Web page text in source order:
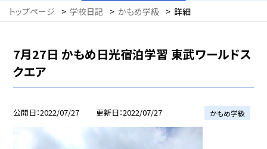
トップページ > 学校日記 > かもめ学級 > 詳細
7月27日 かもめ日光宿泊学習 東武ワールドス
クエア
公開日 2022/07/27 更新日 2022/07/27 かもめ学級